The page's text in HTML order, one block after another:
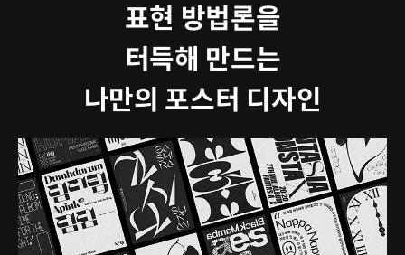
표현 방법론을
터득해 만드는
나만의 포스터 디자인